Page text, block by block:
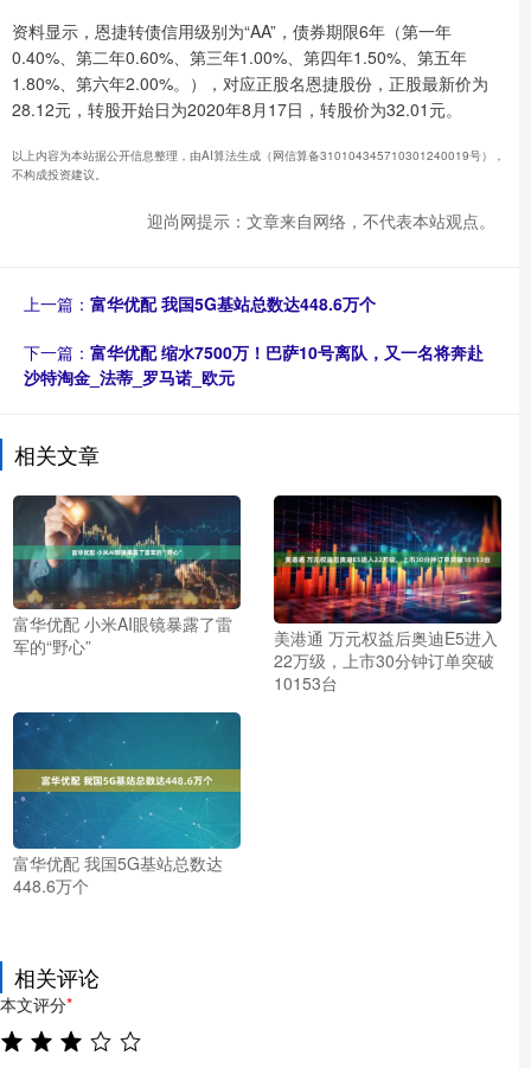
资料显示，恩捷转债信用级别为“AA”，债券期限6年（第一年
0.40%、第二年0.60%、第三年1.00%、第四年1.50%、第五年
1.80%、第六年2.00%。），对应正股名恩捷股份，正股最新价为
28.12元，转股开始日为2020年8月17日，转股价为32.01元。
以上内容为本站据公开信息整理，由AI算法生成（网信算备310104345710301240019号），
不构成投资建议。
迎尚网提示：文章来自网络，不代表本站观点。
上一篇： 富华优配 我国5G基站总数达448.6万个
下一篇： 富华优配 缩水7500万！巴萨10号离队，又一名将奔赴
沙特淘金_法蒂_罗马诺_欧元
相关文章
富华优配 小米AI眼镜暴露了雷
军的“野心”
美港通 万元权益后奥迪E5进入
22万级，上市30分钟订单突破
10153台
富华优配 我国5G基站总数达
448.6万个
相关评论
本文评分*